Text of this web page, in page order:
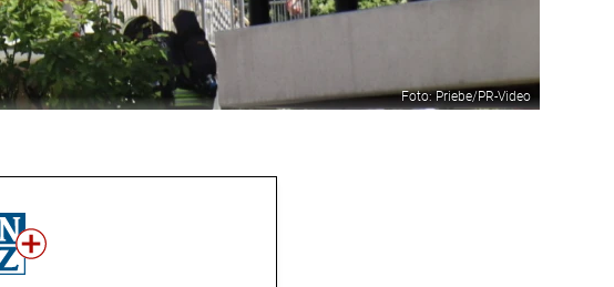
Foto: Priebe/PR-Video